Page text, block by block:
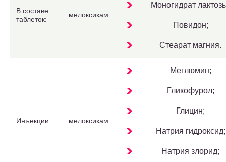
В составе
таблеток:
мелоксикам
Моногидрат
Повидон;
Стеарат магния.
Инъекции: мелоксикам
Меглюмин;
Гликофурол;
Глицин;
Натрия гидроксид;
Натрия злорид;